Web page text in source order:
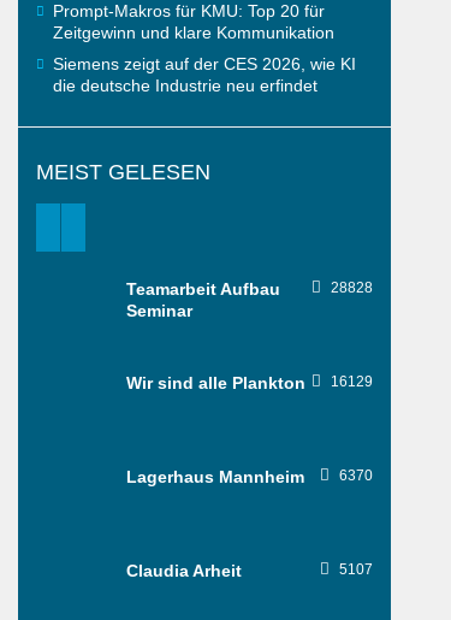
Prompt-Makros für KMU: Top 20 für
Zeitgewinn und klare Kommunikation
Siemens zeigt auf der CES 2026, wie KI
die deutsche Industrie neu erfindet
MEIST GELESEN
Teamarbeit Aufbau
Seminar
28828
Wir sind alle Plankton 16129
Lagerhaus Mannheim 6370
Claudia Arheit 5107